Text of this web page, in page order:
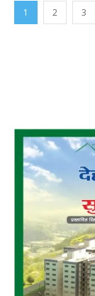
1 2 3